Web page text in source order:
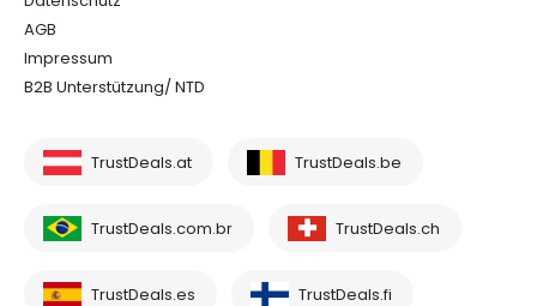
AGB
Impressum
B2B Unterstützung/ NTD
TrustDeals.at TrustDeals.be
TrustDeals.com.br TrustDeals.ch
TrustDeals.es TrustDeals.fi